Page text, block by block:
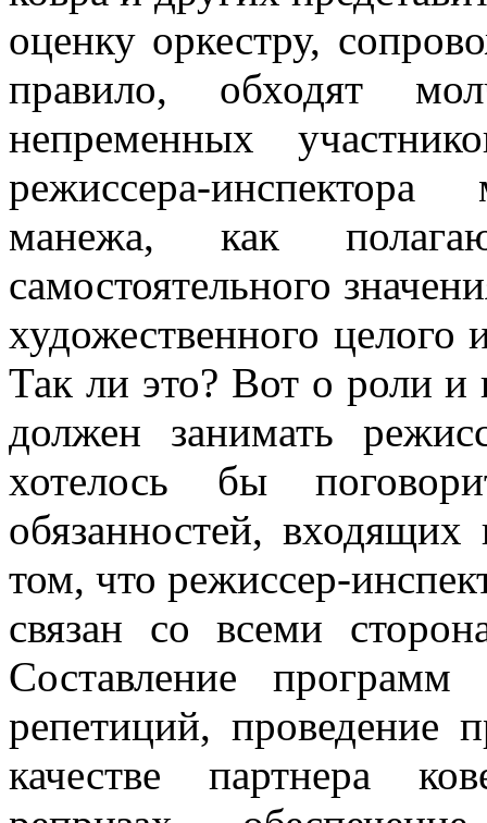
оценку оркестру,
правило, обходят
непременных
режиссера-
манежа, как
самостоятельного
ху­дожественного
Так ли это? Вот о роли и
должен занимать
хотелось бы
обязанностей,
том, что режиссер-
связан со всеми
Составление программ
репети­ций, проведение
качестве партнера